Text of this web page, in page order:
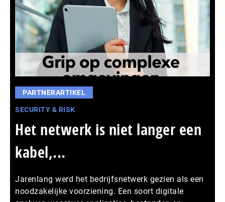
PARTNERARTIKEL
SECURITY & RISK
Het netwerk is niet langer een
kabel,...
Jarenlang werd het bedrijfsnetwerk gezien als een
noodzakelijke voorziening. Een soort digitale